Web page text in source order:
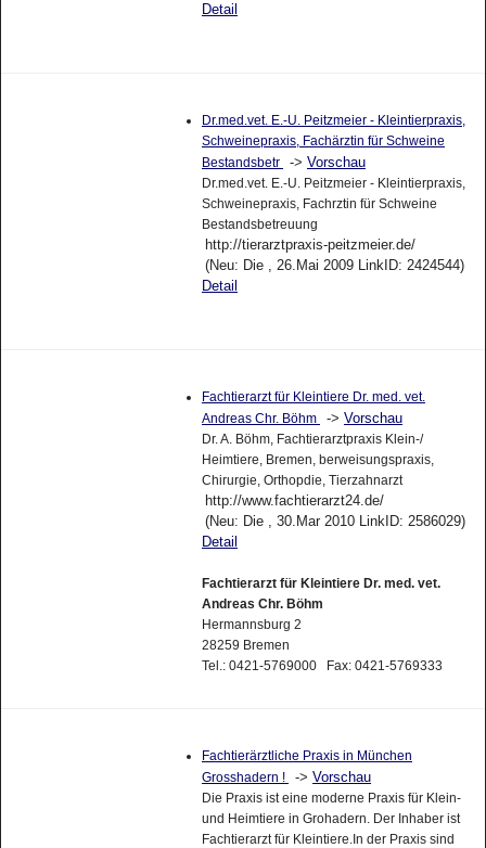
Detail
Dr.med.vet. E.-U. Peitzmeier - Kleintierpraxis,
Schweinepraxis, Fachärztin für Schweine
Bestandsbetr
-> Vorschau
Dr.med.vet. E.-U. Peitzmeier - Kleintierpraxis,
Schweinepraxis, Fachrztin für Schweine
Bestandsbetreuung
http://tierarztpraxis-peitzmeier.de/
(Neu: Die , 26.Mai 2009 LinkID: 2424544)
Detail
Fachtierarzt für Kleintiere Dr. med. vet.
Andreas Chr. Böhm
-> Vorschau
Dr. A. Böhm, Fachtierarztpraxis Klein-/
Heimtiere, Bremen, berweisungspraxis,
Chirurgie, Orthopdie, Tierzahnarzt
http://www.fachtierarzt24.de/
(Neu: Die , 30.Mar 2010 LinkID: 2586029)
Detail
Fachtierarzt für Kleintiere Dr. med. vet.
Andreas Chr. Böhm
Hermannsburg 2
28259 Bremen
Tel.: 0421-5769000 Fax: 0421-5769333
Fachtierärztliche Praxis in München
Grosshadern !
-> Vorschau
Die Praxis ist eine moderne Praxis für Klein-
und Heimtiere in Grohadern. Der Inhaber ist
Fachtierarzt für Kleintiere.In der Praxis sind